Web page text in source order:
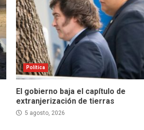
Política
El gobierno baja el capítulo de
extranjerización de tierras
5 agosto, 2026